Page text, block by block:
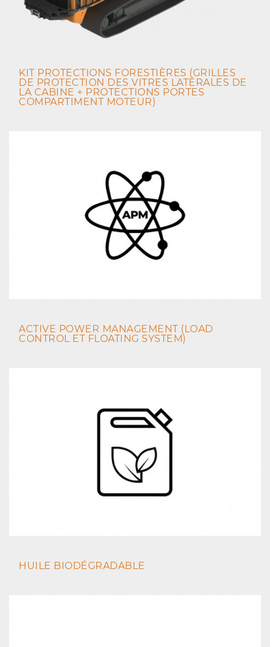
KIT PROTECTIONS FORESTIÈRES (GRILLES
DE PROTECTION DES VITRES LATÉRALES DE
LA CABINE + PROTECTIONS PORTES
COMPARTIMENT MOTEUR)
ACTIVE POWER MANAGEMENT (LOAD
CONTROL ET FLOATING SYSTEM)
HUILE BIODÉGRADABLE